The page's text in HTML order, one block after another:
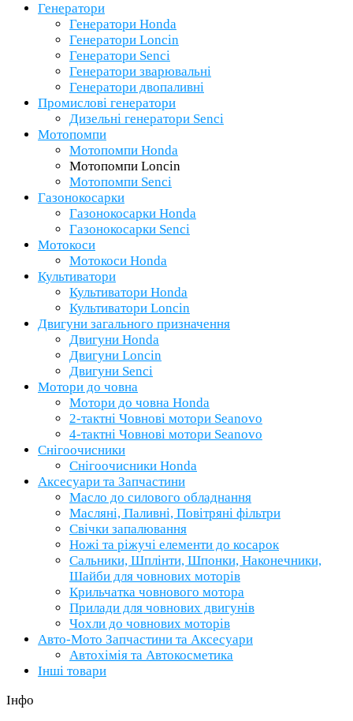
Генератори
Генератори Honda
Генератори Loncin
Генератори Senci
Генератори зварювальні
Генератори двопаливні
Промислові генератори
Дизельні генератори Senci
Мотопомпи
Мотопомпи Honda
Мотопомпи Loncin
Мотопомпи Senci
Газонокосарки
Газонокосарки Honda
Газонокосарки Senci
Мотокоси
Мотокоси Honda
Культиватори
Культиватори Honda
Культиватори Loncin
Двигуни загального призначення
Двигуни Honda
Двигуни Loncin
Двигуни Senci
Мотори до човна
Мотори до човна Honda
2-тактні Човнові мотори Seanovo
4-тактні Човнові мотори Seanovo
Снігоочисники
Снігоочисники Honda
Аксесуари та Запчастини
Масло до силового обладнання
Масляні, Паливні, Повітряні фільтри
Свічки запалювання
Ножі та ріжучі елементи до косарок
Сальники, Шплінти, Шпонки, Наконечники,
Шайби для човнових моторів
Крильчатка човнового мотора
Прилади для човнових двигунів
Чохли до човнових моторів
Авто-Мото Запчастини та Аксесуари
Автохімія та Автокосметика
Інші товари
Інфо